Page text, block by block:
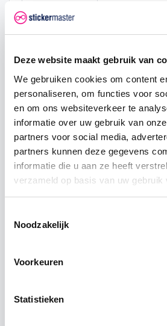
Deze website maakt gebruik van
We gebruiken cookies om content
personaliseren, om functies voor
en om ons websiteverkeer te
informatie over uw gebruik van
partners voor social media,
partners kunnen deze gegevens
informatie die u aan ze heeft
verzameld op basis van uw gebruik
Noodzakelijk
Voorkeuren
Statistieken
cross fiets bmx redline-sticker
Omschrijving
Product details
speciaal voor een Cross Fiets Maak
vaak op